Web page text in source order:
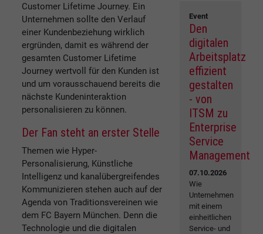
Customer Lifetime Journey. Ein
Unternehmen sollte den Verlauf
einer Kundenbeziehung wirklich
ergründen, damit es während der
gesamten Customer Lifetime
Journey wertvoll für den Kunden ist
und um vorausschauend bereits die
nächste Kundeninteraktion
personalisieren zu können.
Der Fan steht an erster Stelle
Themen wie Hyper-
Personalisierung, Künstliche
Intelligenz und kanalübergreifendes
Kommunizieren stehen auch auf der
Agenda von Traditionsvereinen wie
dem FC Bayern München. Denn die
Technologie und die digitalen
Event
Den
digitalen
Arbeitsplatz
effizient
gestalten
- von
ITSM zu
Enterprise
Service
Management
07.10.2026
Wie
Unternehmen
mit einem
einheitlichen
Service- und